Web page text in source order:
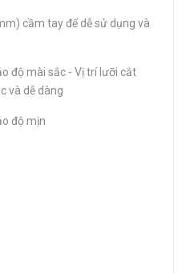
cầm tay để dễ sử dụng và
độ mài sắc - Vị trí lưỡi cắt
và dễ dàng
độ mịn